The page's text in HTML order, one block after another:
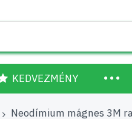
KEDVEZMÉNY
Neodímium mágnes 3M